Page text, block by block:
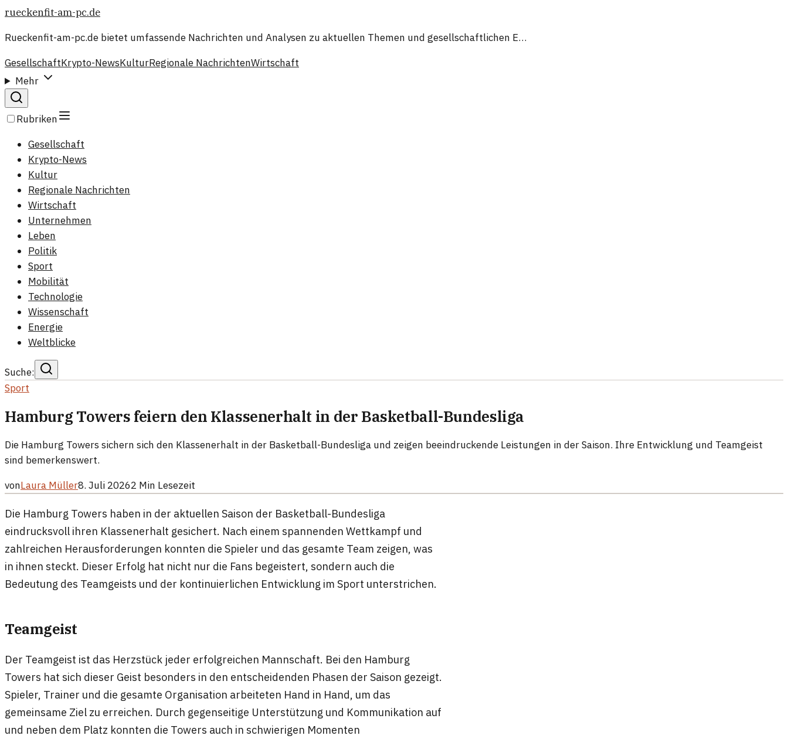
rueckenfit-am-pc.de
Rueckenfit-am-pc.de bietet umfassende Nachrichten und Analysen zu aktuellen Themen und gesellschaftlichen E…
GesellschaftKrypto-NewsKulturRegionale NachrichtenWirtschaft
Mehr
Rubriken
Gesellschaft
Krypto-News
Kultur
Regionale Nachrichten
Wirtschaft
Unternehmen
Leben
Politik
Sport
Mobilität
Technologie
Wissenschaft
Energie
Weltblicke
Suche:
Sport
Hamburg Towers feiern den Klassenerhalt in der Basketball-Bundesliga
Die Hamburg Towers sichern sich den Klassenerhalt in der Basketball-Bundesliga und zeigen beeindruckende Leistungen in der Saison. Ihre Entwicklung und Teamgeist
sind bemerkenswert.
vonLaura Müller8. Juli 20262 Min Lesezeit
Die Hamburg Towers haben in der aktuellen Saison der Basketball-Bundesliga
eindrucksvoll ihren Klassenerhalt gesichert. Nach einem spannenden Wettkampf und
zahlreichen Herausforderungen konnten die Spieler und das gesamte Team zeigen, was
in ihnen steckt. Dieser Erfolg hat nicht nur die Fans begeistert, sondern auch die
Bedeutung des Teamgeists und der kontinuierlichen Entwicklung im Sport unterstrichen.
Teamgeist
Der Teamgeist ist das Herzstück jeder erfolgreichen Mannschaft. Bei den Hamburg
Towers hat sich dieser Geist besonders in den entscheidenden Phasen der Saison gezeigt.
Spieler, Trainer und die gesamte Organisation arbeiteten Hand in Hand, um das
gemeinsame Ziel zu erreichen. Durch gegenseitige Unterstützung und Kommunikation auf
und neben dem Platz konnten die Towers auch in schwierigen Momenten